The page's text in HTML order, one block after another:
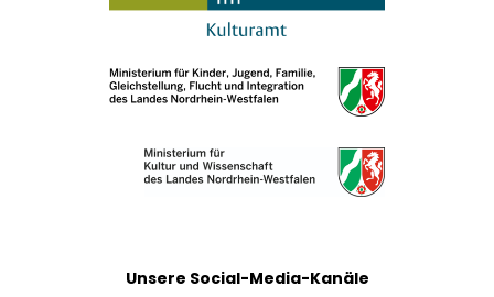
Unsere Social-Media-Kanäle